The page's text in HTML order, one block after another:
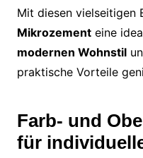
Mit diesen vielseitigen
Mikrozementeine
modernen Wohnstil
praktische Vorteile
Farb- und
für